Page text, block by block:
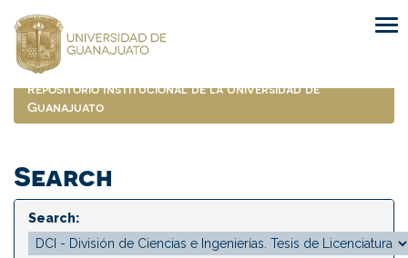
navigation
Repositorio Institucional de la Universidad de
Guanajuato
Search
Search: